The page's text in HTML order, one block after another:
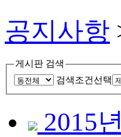
공지사항
게시판 검색
검색조건선택
2015